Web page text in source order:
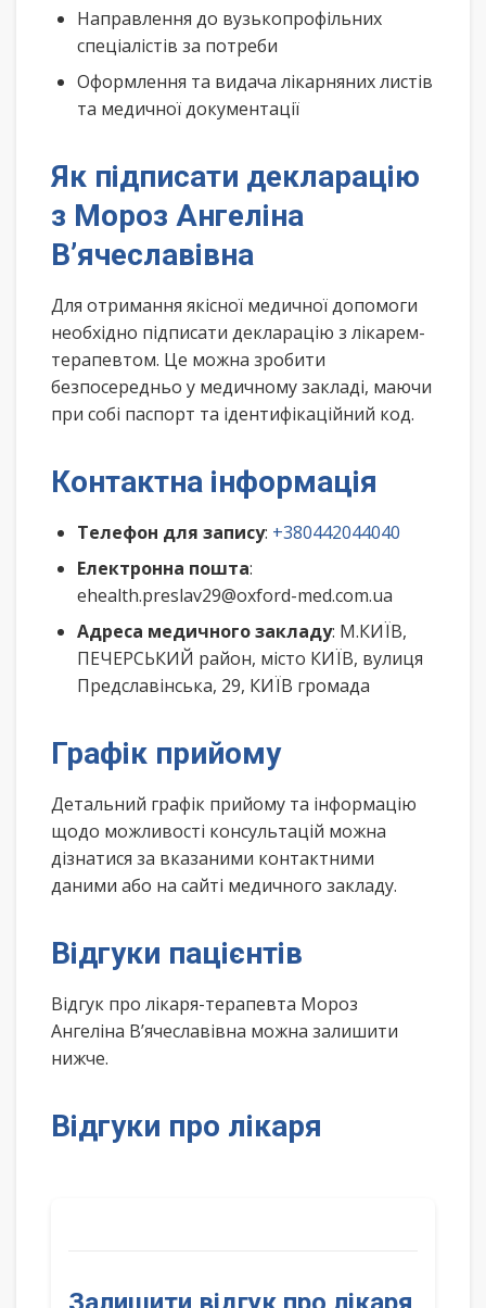
Направлення до вузькопрофільних
спеціалістів за потреби
Оформлення та видача лікарняних листів
та медичної документації
Як підписати декларацію
з Мороз Ангеліна
В’ячеславівна
Для отримання якісної медичної допомоги
необхідно підписати декларацію з лікарем-
терапевтом. Це можна зробити
безпосередньо у медичному закладі, маючи
при собі паспорт та ідентифікаційний код.
Контактна інформація
Телефон для запису: +380442044040
Електронна пошта:
ehealth.preslav29@oxford-med.com.ua
Адреса медичного закладу: М.КИЇВ,
ПЕЧЕРСЬКИЙ район, місто КИЇВ, вулиця
Предславінська, 29, КИЇВ громада
Графік прийому
Детальний графік прийому та інформацію
щодо можливості консультацій можна
дізнатися за вказаними контактними
даними або на сайті медичного закладу.
Відгуки пацієнтів
Відгук про лікаря-терапевта Мороз
Ангеліна В’ячеславівна можна залишити
нижче.
Відгуки про лікаря